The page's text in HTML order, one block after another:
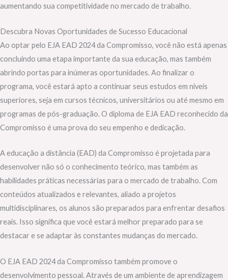
aumentando sua competitividade no mercado de trabalho.
Descubra Novas Oportunidades de Sucesso Educacional
Ao optar pelo EJA EAD 2024 da Compromisso, você não está apenas
concluindo uma etapa importante da sua educação, mas também
abrindo portas para inúmeras oportunidades. Ao finalizar o
programa, você estará apto a continuar seus estudos em níveis
superiores, seja em cursos técnicos, universitários ou até mesmo em
programas de pós-graduação. O diploma de EJA EAD reconhecido da
Compromisso é uma prova do seu empenho e dedicação.
A educação a distância (EAD) da Compromisso é projetada para
desenvolver não só o conhecimento teórico, mas também as
habilidades práticas necessárias para o mercado de trabalho. Com
conteúdos atualizados e relevantes, aliado a projetos
multidisciplinares, os alunos são preparados para enfrentar desafios
reais. Isso significa que você estará melhor preparado para se
destacar e se adaptar às constantes mudanças do mercado.
O EJA EAD 2024 da Compromisso também promove o
desenvolvimento pessoal. Através de um ambiente de aprendizagem